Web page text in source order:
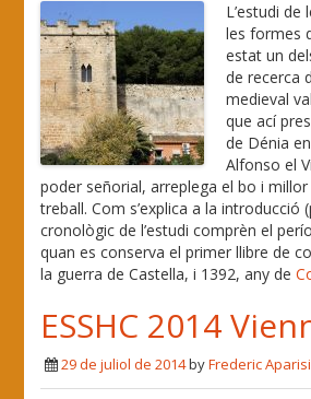
L’estudi de
les formes
estat un
de recerca
medieval
que ací
de Dénia
Alfonso el
poder señorial, arreplega el bo i millor
treball. Com s’explica a la introducció
cronològic de l’estudi comprèn el
quan es conserva el primer llibre de
la guerra de Castella, i 1392, any de
ESSHC 2014
29 de juliol de 2014byFrederic Aparisi